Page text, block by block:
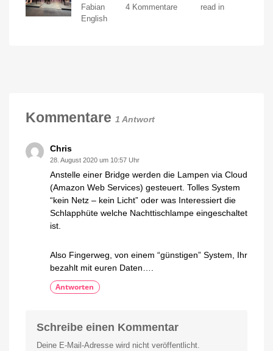
1
Fabian
4 Kommentarezu
read in
English
Kommentare 1 Antwort
Chris
28. August 2020 um 10:57 Uhr
Anstelle einer Bridge werden die Lampen via Cloud
(Amazon Web Services) gesteuert. Tolles System
“kein Netz – kein Licht” oder was Interessiert die
Schlapphüte welche Nachttischlampe eingeschaltet
ist.
Also Fingerweg, von einem “günstigen” System, Ihr
bezahlt mit euren Daten….
Antworten
Schreibe einen Kommentar
Deine E-Mail-Adresse wird nicht veröffentlicht.